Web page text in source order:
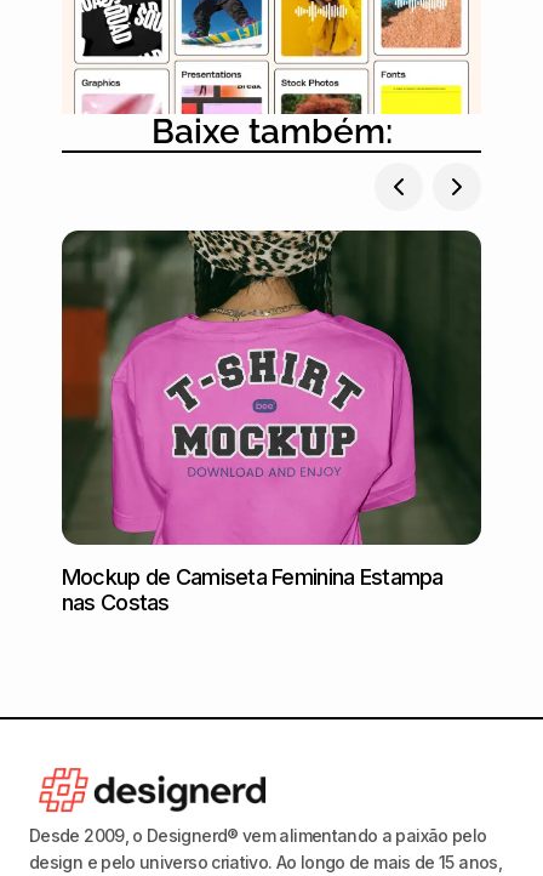
Baixe também:
Mockup de Camiseta Feminina Estampa
nas Costas
Desde 2009, o Designerd® vem alimentando a paixão pelo
design e pelo universo criativo. Ao longo de mais de 15 anos,